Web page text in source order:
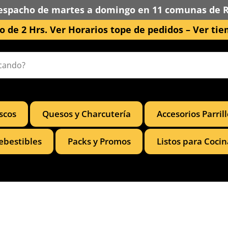
de martes a domingo en 11 comunas de
de 2 Hrs. Ver Horarios tope de pedidos – Ver
Quesos y Charcutería Accesorios
Packs y Promos Listos para